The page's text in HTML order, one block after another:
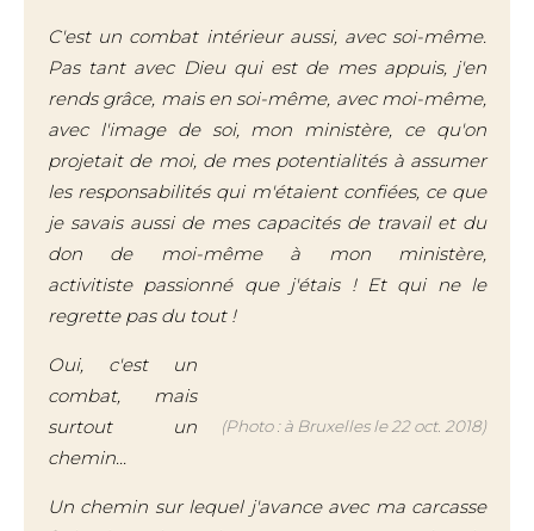
C'est un combat intérieur aussi, avec soi-même.
Pas tant avec Dieu qui est de mes appuis, j'en
rends grâce, mais en soi-même, avec moi-même,
avec l'image de soi, mon ministère, ce qu'on
projetait de moi, de mes potentialités à assumer
les responsabilités qui m'étaient confiées, ce que
je savais aussi de mes capacités de travail et du
don de moi-même à mon ministère,
activitiste passionné que j'étais ! Et qui ne le
regrette pas du tout !
(Photo : à Bruxelles le 22 oct. 2018)
Oui, c'est un
combat, mais
surtout un
chemin...
Un chemin sur lequel j'avance avec ma carcasse